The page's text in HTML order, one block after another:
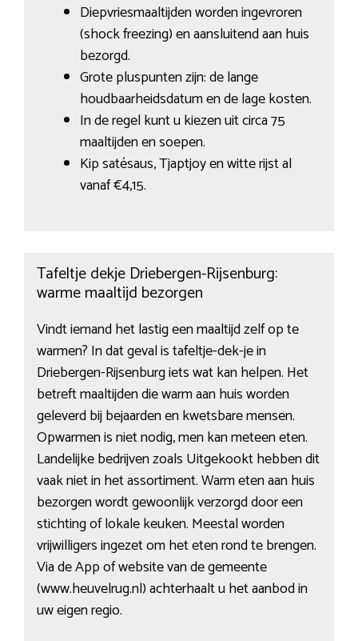
Diepvriesmaaltijden worden ingevroren
(shock freezing) en aansluitend aan huis
bezorgd.
Grote pluspunten zijn: de lange
houdbaarheidsdatum en de lage kosten.
In de regel kunt u kiezen uit circa 75
maaltijden en soepen.
Kip satésaus, Tjaptjoy en witte rijst al
vanaf €4,15.
Tafeltje dekje Driebergen-Rijsenburg:
warme maaltijd bezorgen
Vindt iemand het lastig een maaltijd zelf op te
warmen? In dat geval is tafeltje-dek-je in
Driebergen-Rijsenburg iets wat kan helpen. Het
betreft maaltijden die warm aan huis worden
geleverd bij bejaarden en kwetsbare mensen.
Opwarmen is niet nodig, men kan meteen eten.
Landelijke bedrijven zoals Uitgekookt hebben dit
vaak niet in het assortiment. Warm eten aan huis
bezorgen wordt gewoonlijk verzorgd door een
stichting of lokale keuken. Meestal worden
vrijwilligers ingezet om het eten rond te brengen.
Via de App of website van de gemeente
(www.heuvelrug.nl) achterhaalt u het aanbod in
uw eigen regio.